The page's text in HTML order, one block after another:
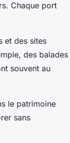
Chaque port
et des sites
des balades
souvent au
le patrimoine
sans